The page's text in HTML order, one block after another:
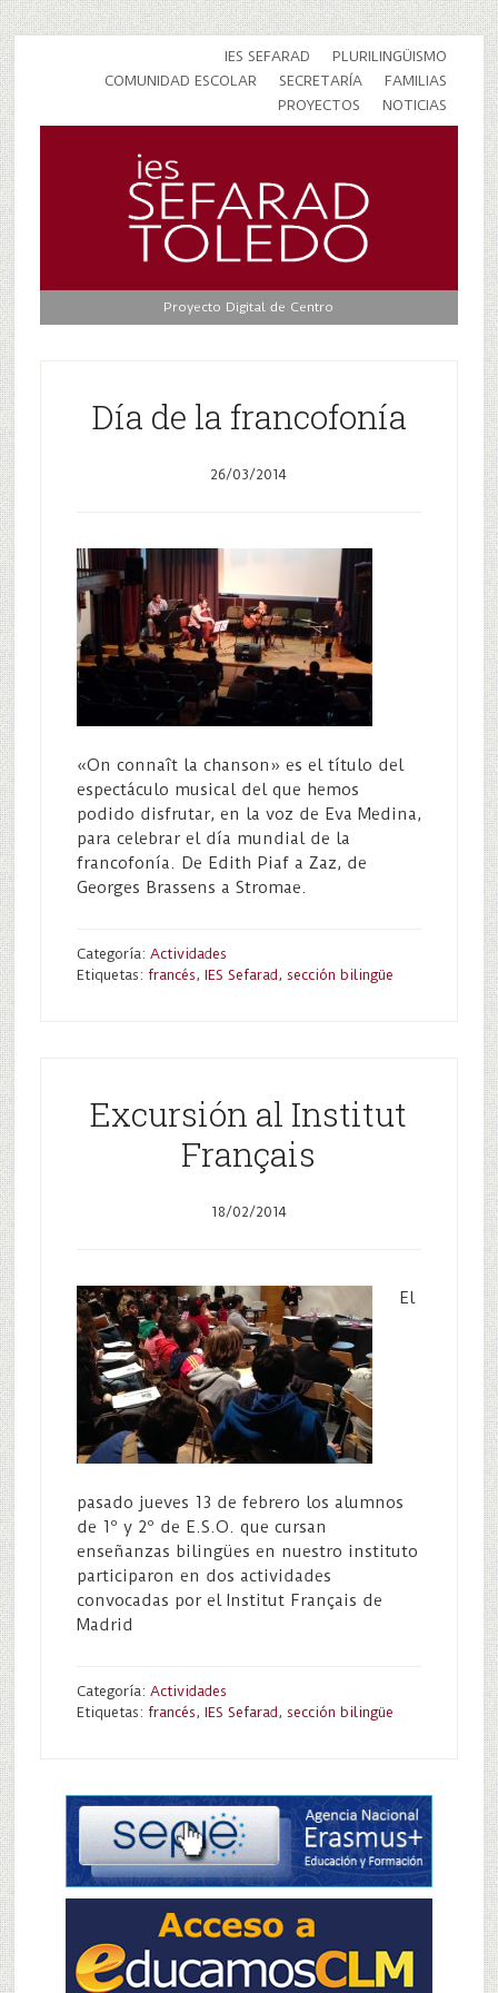
IES SEFARAD
PLURILINGÜISMO
COMUNIDAD ESCOLAR
SECRETARÍA
FAMILIAS
PROYECTOS
NOTICIAS
Proyecto Digital de Centro
Día de la francofonía
26/03/2014
«On connaît la chanson» es el título del
espectáculo musical del que hemos
podido disfrutar, en la voz de Eva Medina,
para celebrar el día mundial de la
francofonía. De Edith Piaf a Zaz, de
Georges Brassens a Stromae.
Categoría: Actividades
Etiquetas: francés, IES Sefarad, sección bilingüe
Excursión al Institut
Français
18/02/2014
El
pasado jueves 13 de febrero los alumnos
de 1º y 2º de E.S.O. que cursan
enseñanzas bilingües en nuestro instituto
participaron en dos actividades
convocadas por el Institut Français de
Madrid
Categoría: Actividades
Etiquetas: francés, IES Sefarad, sección bilingüe